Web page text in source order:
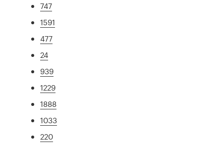
747
1591
477
24
939
1229
1888
1033
220